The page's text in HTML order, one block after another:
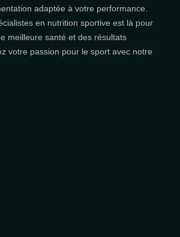
adaptée à votre performance.
en nutrition sportive est là pour
meilleure santé et des résultats
votre passion pour le sport avec notre